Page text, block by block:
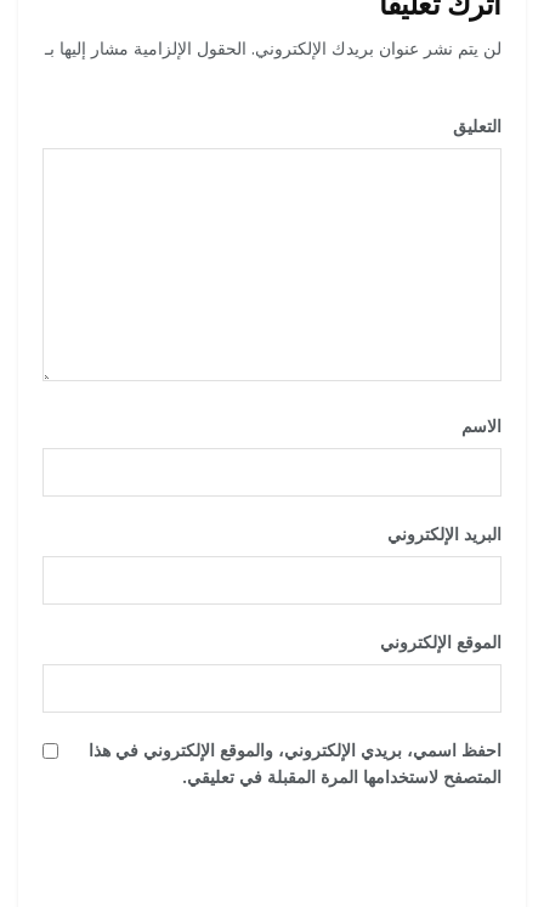
لن يتم نشر عنوان بريدك الإلكتروني. الحقول الإلزامية مشار إليها بـ
التعليق
الاسم
البريد الإلكتروني
الموقع الإلكتروني
احفظ اسمي، بريدي الإلكتروني، والموقع الإلكتروني في هذا
المتصفح لاستخدامها المرة المقبلة في تعليقي.